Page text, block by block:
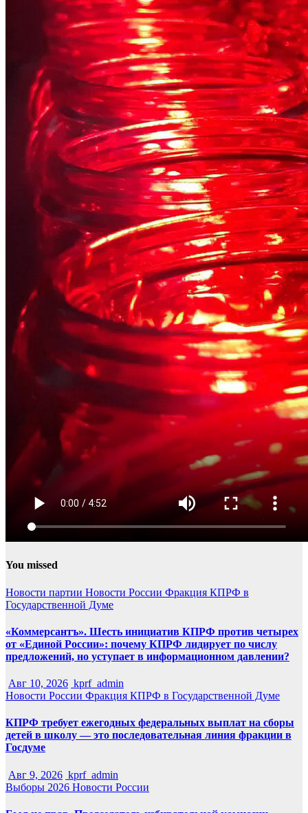
You missed
Новости партии Новости России Фракция КПРФ в
Государственной Думе
«Коммерсантъ». Шесть инициатив КПРФ против четырех
от «Единой России»: почему КПРФ лидирует по числу
предложений, но уступает в информационном давлении?
Авг 10, 2026 kprf_admin
Новости России Фракция КПРФ в Государственной Думе
КПРФ требует ежегодных федеральных выплат на сборы
детей в школу — это последовательная линия фракции в
Госдуме
Авг 9, 2026 kprf_admin
Выборы 2026 Новости России